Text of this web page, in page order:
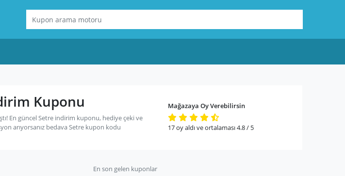
Mağazaya Oy Verebilirsin
17oy aldı ve ortalaması4.8/ 5
Kuponu
En güncel Setre indirim kuponu, hediye çeki ve
arıyorsanız bedava Setre kupon kodu
En son gelen kuponlar